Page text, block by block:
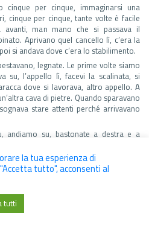
per cinque, immaginarsi una
cinque per cinque, tante volte è facile
avanti, man mano che si passava il
Aprivano quel cancello lì, c’era la
si andava dove c’era lo stabilimento.
legnate. Le prime volte siamo
su, l’appello lì, facevi la scalinata, si
dove si lavorava, altro appello. A
cava di pietre. Quando sparavano
stare attenti perché arrivavano
andiamo su, bastonate a destra e a
“Ma cosa facciamo qua?” “Te
faccio il contadino”, l’altro diceva “Io
Tutta gente che voleva mangiare. Io
povera gente. Tutta gente che lavorava
la tua esperienza di
tutto", acconsenti al
tutti